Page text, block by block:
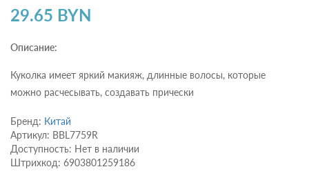
29.65 BYN
Описание:
Куколка имеет яркий макияж, длинные волосы, которые
можно расчесывать, создавать прически
Бренд: Китай
Артикул: BBL7759R
Доступность: Нет в наличии
Штрихкод: 6903801259186